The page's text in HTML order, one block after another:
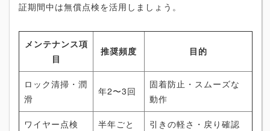
証期間中は無償点検を活用しましょう。
メンテナンス項
目
推奨頻度 目的
ロック清掃・潤
滑
年2〜3回
固着防止・スムーズな
動作
ワイヤー点検 半年ごと 引きの軽さ・戻り確認